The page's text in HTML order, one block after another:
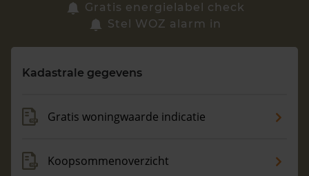
Vragen? Neem contact met ons op
088 220 4200
Gratis energielabel check
Stel WOZ alarm in
Kadastrale gegevens
Gratis woningwaarde indicatie
Koopsommenoverzicht